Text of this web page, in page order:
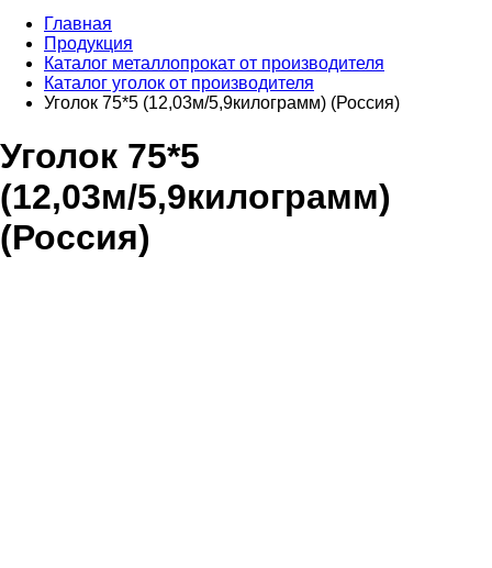
Главная
Продукция
Каталог металлопрокат от производителя
Каталог уголок от производителя
Уголок 75*5 (12,03м/5,9килограмм) (Россия)
Уголок 75*5
(12,03м/5,9килограмм)
(Россия)